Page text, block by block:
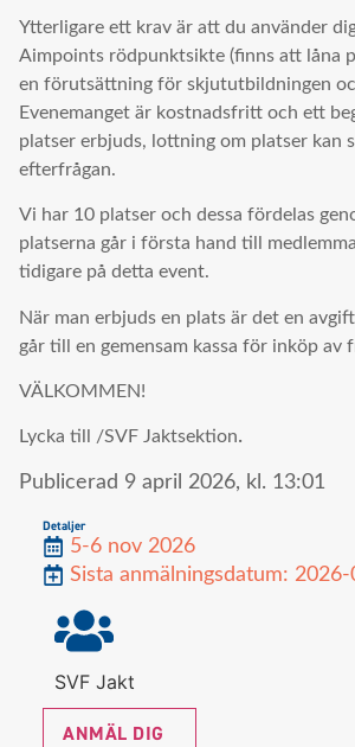
Ytterligare ett krav är att du använder
Aimpoints rödpunktsikte (finns att låna
en förutsättning för skjututbildningen
Evenemanget är kostnadsfritt och ett
platser erbjuds, lottning om platser kan
efterfrågan.
Vi har 10 platser och dessa fördelas
platserna går i första hand till
tidigare på detta event.
När man erbjuds en plats är det en
går till en gemensam kassa för inköp av
VÄLKOMMEN!
Lycka till /SVF Jaktsektion.
Publicerad 9 april 2026, kl. 13:01
Detaljer
5-6 nov 2026
Sista anmälningsdatum:
SVF Jakt
ANMÄL DIG